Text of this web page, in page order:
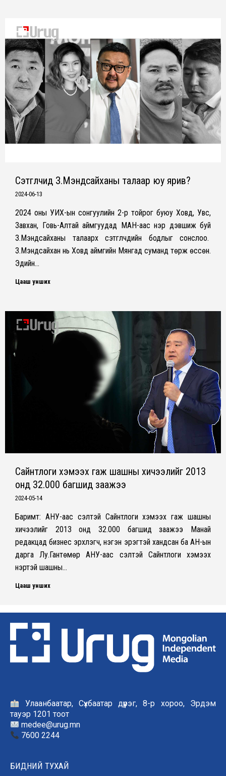
Сэтгүүлчид З.Мэндсайханы талаар юу ярив?
2024-06-13
2024 оны УИХ-ын сонгуулийн 2-р тойрог буюу Ховд, Увс,
Завхан, Говь-Алтай аймгуудад МАН-аас нэр дэвшиж буй
З.Мэндсайханы талаарх сэтгүүлчдийн бодлыг сонслоо.
З.Мэндсайхан нь Ховд аймгийн Мянгад суманд төрж өссөн.
Эдийн…
Цааш унших
Сайнтлоги хэмээх гаж шашны хичээлийг 2013
онд 32.000 багшид заажээ
2024-05-14
Баримт: АНУ-аас үүсэлтэй Сайнтлоги хэмээх гаж шашны
хичээлийг 2013 онд 32.000 багшид заажээ Манай
редакцад бизнес эрхлэгч, нэгэн эрэгтэй хандсан ба АН-ын
дарга Лу.Гантөмөр АНУ-аас үүсэлтэй Сайнтлоги хэмээх
нэртэй шашны…
Цааш унших
Улаанбаатар, Сүхбаатар дүүрэг, 8-р хороо, Эрдэм
тауэр 1201 тоот
medee@urug.mn
7600 2244
БИДНИЙ ТУХАЙ